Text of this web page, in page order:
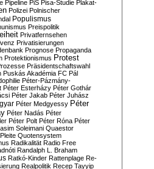
Pipeline PiS Pisa-Studie Plakat-
Polizei Polnischer
Populismus
Preispolitik
Privatfernsehen
Privatisierungen
Prognose Propaganda
Protektionismus Protest
Präsidentschaftswahl
Puskás Akadémia FC Pál
Péter-Pázmány-
Péter Esterházy Péter Gothár
Péter Jakab Péter Juhász
Péter Medgyessy Péter
Péter Nadás Péter
Péter Polt Péter Róna Péter
Soleimani Quaestor
Quotensystem
Radikalität Radio Free
Randalph L. Braham
Ratkó-Kinder Rattenplage Re-
Realpolitik Recep Tayyip